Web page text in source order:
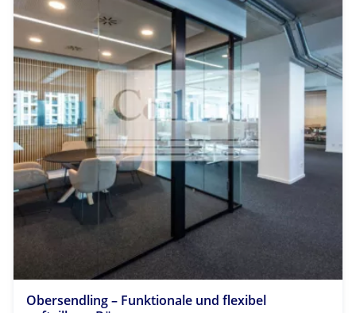
Obersendling – Funktionale und flexibel